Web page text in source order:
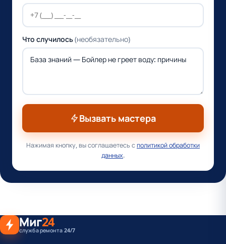
Что случилось(необязательно)
Вызвать мастера
Нажимая кнопку, вы соглашаетесь сполитикой обработки
данных.
Миг24
служба ремонта 24/7